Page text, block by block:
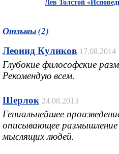
Лев Толстой
Отзывы (2)
Леонид Куликов 17.08.2014
Глубокие философские
Рекомендую всем.
Шерлок 24.08.2013
Гениальнейшее
описывающее
мыслящих людей.